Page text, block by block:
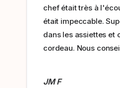
chef était très à
était impeccable.
dans les assiettes et
cordeau. Nous
JM F